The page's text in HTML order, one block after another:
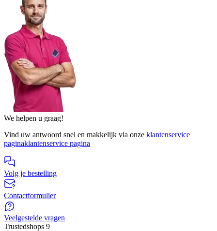
We helpen u graag!
Vind uw antwoord snel en makkelijk via onze klantenservice
paginaklantenservice pagina
Volg je bestelling
Contactformulier
Veelgestelde vragen
Trustedshops 9